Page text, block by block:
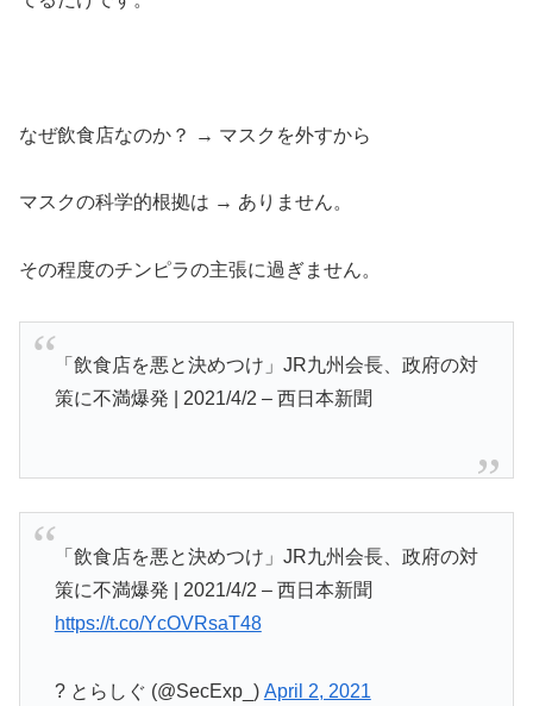
なぜ飲食店なのか？ → マスクを外すから
マスクの科学的根拠は → ありません。
その程度のチンピラの主張に過ぎません。
「飲食店を悪と決めつけ」JR九州会長、政府の対
策に不満爆発 | 2021/4/2 – 西日本新聞
「飲食店を悪と決めつけ」JR九州会長、政府の対
策に不満爆発 | 2021/4/2 – 西日本新聞
https://t.co/YcOVRsaT48
? とらしぐ (@SecExp_) April 2, 2021